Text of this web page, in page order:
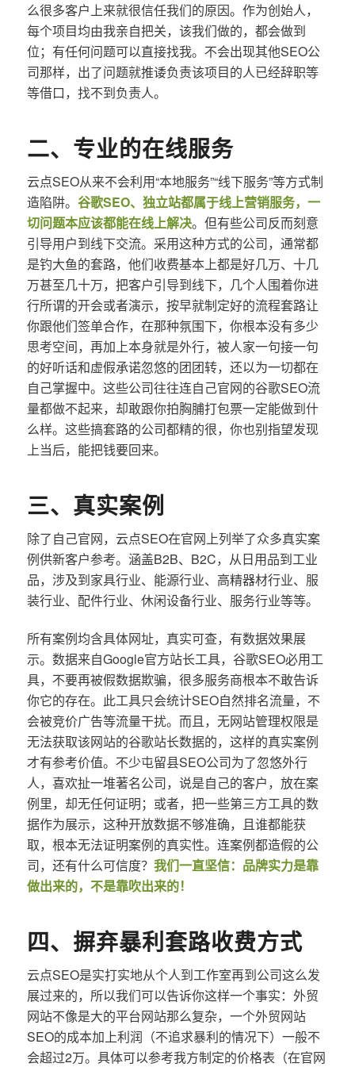
么很多客户上来就很信任我们的原因。作为创始人，
每个项目均由我亲自把关，该我们做的，都会做到
位；有任何问题可以直接找我。不会出现其他SEO公
司那样，出了问题就推诿负责该项目的人已经辞职等
等借口，找不到负责人。
二、专业的在线服务
云点SEO从来不会利用“本地服务”“线下服务”等方式制
造陷阱。 谷歌SEO、独立站都属于线上营销服务，一
切问题本应该都能在线上解决。但有些公司反而刻意
引导用户到线下交流。采用这种方式的公司，通常都
是钓大鱼的套路，他们收费基本上都是好几万、十几
万甚至几十万，把客户引导到线下，几个人围着你进
行所谓的开会或者演示，按早就制定好的流程套路让
你跟他们签单合作，在那种氛围下，你根本没有多少
思考空间，再加上本身就是外行，被人家一句接一句
的好听话和虚假承诺忽悠的团团转，还以为一切都在
自己掌握中。这些公司往往连自己官网的谷歌SEO流
量都做不起来，却敢跟你拍胸脯打包票一定能做到什
么样。这些搞套路的公司都精的很，你也别指望发现
上当后，能把钱要回来。
三、真实案例
除了自己官网，云点SEO在官网上列举了众多真实案
例供新客户参考。涵盖B2B、B2C，从日用品到工业
品，涉及到家具行业、能源行业、高精器材行业、服
装行业、配件行业、休闲设备行业、服务行业等等。
所有案例均含具体网址，真实可查，有数据效果展
示。数据来自Google官方站长工具，谷歌SEO必用工
具，不要再被假数据欺骗，很多服务商根本不敢告诉
你它的存在。此工具只会统计SEO自然排名流量，不
会被竞价广告等流量干扰。而且，无网站管理权限是
无法获取该网站的谷歌站长数据的，这样的真实案例
才有参考价值。不少屯留县SEO公司为了忽悠外行
人，喜欢扯一堆著名公司，说是自己的客户，放在案
例里，却无任何证明；或者，把一些第三方工具的数
据作为展示，这种开放数据不够准确，且谁都能获
取，根本无法证明案例的真实性。连案例都造假的公
司，还有什么可信度？ 我们一直坚信：品牌实力是靠
做出来的，不是靠吹出来的！
四、摒弃暴利套路收费方式
云点SEO是实打实地从个人到工作室再到公司这么发
展过来的，所以我们可以告诉你这样一个事实：外贸
网站不像是大的平台网站那么复杂，一个外贸网站
SEO的成本加上利润（不追求暴利的情况下）一般不
会超过2万。具体可以参考我方制定的价格表（在官网